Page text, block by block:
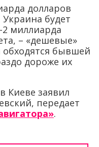
долларов
будет
миллиарда
– «дешевые»
бывшей
дороже их
Киеве заявил
передает
.